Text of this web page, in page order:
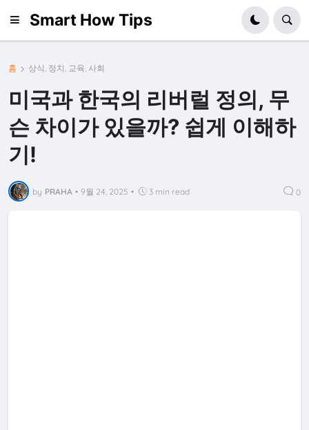
Smart How Tips
홈 상식, 정치, 교육, 사회
미국과 한국의 리버럴 정의, 무
슨 차이가 있을까? 쉽게 이해하
기!
by PRAHA • 9월 24, 2025 • 3 min read 0